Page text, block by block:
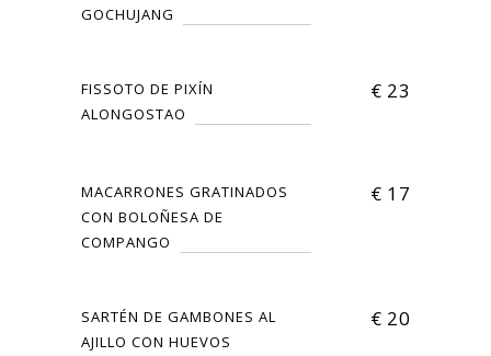
GOCHUJANG
FISSOTO DE PIXÍN
ALONGOSTAO
€ 23
MACARRONES GRATINADOS
CON BOLOÑESA DE
COMPANGO
€ 17
SARTÉN DE GAMBONES AL
AJILLO CON HUEVOS
€ 20